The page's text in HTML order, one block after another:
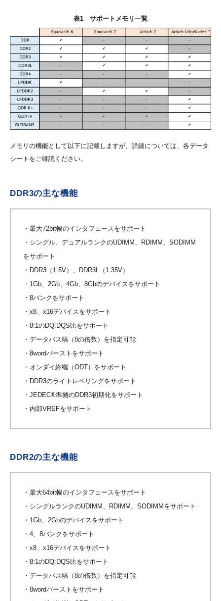
表1 サポートメモリ一覧
メモリの機能として以下に記載しますが、詳細については、各データ
シートをご確認ください。
DDR3の主な機能
・最大72bit幅のインタフェースをサポート
・シングル、デュアルランクのUDIMM、RDIMM、SODIMM
をサポート
・DDR3（1.5V）、DDR3L（1.35V）
・1Gb、2Gb、4Gb、8Gbのデバイスをサポート
・8バンクをサポート
・x8、x16デバイスをサポート
・8:1のDQ:DQS比をサポート
・データバス幅（8の倍数）を指定可能
・8wordバーストをサポート
・オンダイ終端（ODT）をサポート
・DDR3のライトレベリングをサポート
・JEDEC®準拠のDDR3初期化をサポート
・内部VREFをサポート
DDR2の主な機能
・最大64bit幅のインタフェースをサポート
・シングルランクのUDIMM、RDIMM、SODIMMをサポート
・1Gb、2Gbのデバイスをサポート
・4、8バンクをサポート
・x8、x16デバイスをサポート
・8:1のDQ:DQS比をサポート
・データバス幅（8の倍数）を指定可能
・8wordバーストをサポート